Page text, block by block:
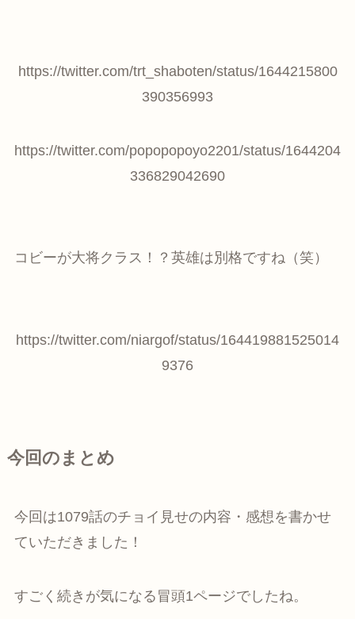
https://twitter.com/trt_shaboten/status/1644215800
390356993
https://twitter.com/popopopoyo2201/status/1644204
336829042690
コビーが大将クラス！？英雄は別格ですね（笑）
https://twitter.com/niargof/status/164419881525014
9376
今回のまとめ
今回は1079話のチョイ見せの内容・感想を書かせ
ていただきました！
すごく続きが気になる冒頭1ページでしたね。